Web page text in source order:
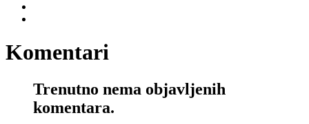
Komentari
Trenutno nema objavljenih
komentara.